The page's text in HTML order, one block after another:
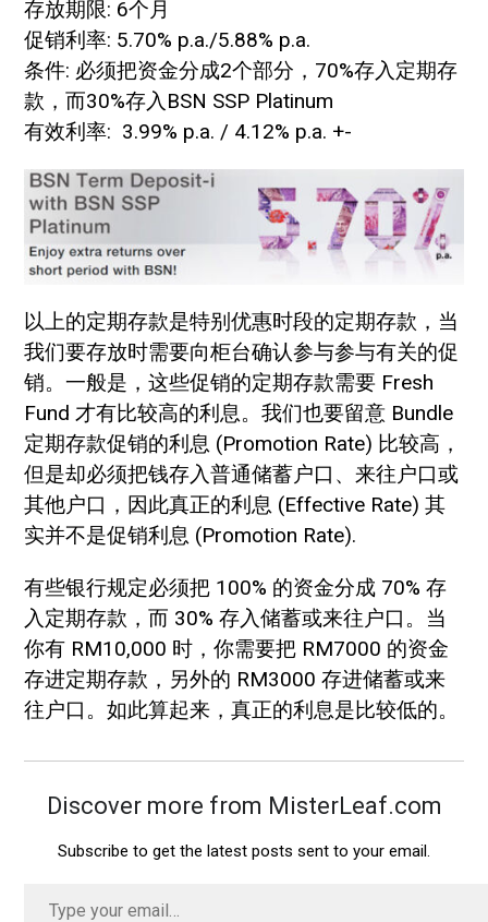
存放期限: 6个月
促销利率: 5.70% p.a./5.88% p.a.
条件: 必须把资金分成2个部分，70%存入定期存
款，而30%存入BSN SSP Platinum
有效利率: 3.99% p.a. / 4.12% p.a. +-
以上的定期存款是特别优惠时段的定期存款，当
我们要存放时需要向柜台确认参与参与有关的促
销。一般是，这些促销的定期存款需要 Fresh
Fund 才有比较高的利息。我们也要留意 Bundle
定期存款促销的利息 (Promotion Rate) 比较高，
但是却必须把钱存入普通储蓄户口、来往户口或
其他户口，因此真正的利息 (Effective Rate) 其
实并不是促销利息 (Promotion Rate).
有些银行规定必须把 100% 的资金分成 70% 存
入定期存款，而 30% 存入储蓄或来往户口。当
你有 RM10,000 时，你需要把 RM7000 的资金
存进定期存款，另外的 RM3000 存进储蓄或来
往户口。如此算起来，真正的利息是比较低的。
Discover more from MisterLeaf.com
Subscribe to get the latest posts sent to your email.